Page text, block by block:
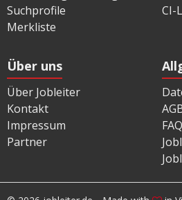
Suchprofile
Merkliste
CI-
Über uns
Über Jobleiter
Kontakt
Impressum
Partner
FAQ